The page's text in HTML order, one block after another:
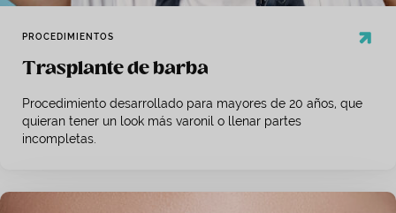
PROCEDIMIENTOS
Trasplante de barba
Procedimiento desarrollado para mayores de 20 años, que
quieran tener un look más varonil o llenar partes
incompletas.